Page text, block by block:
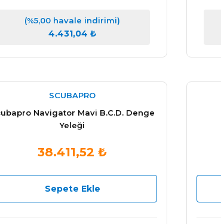
(%5,00 havale indirimi)
4.431,04 ₺
SCUBAPRO
Navigator Mavi B.C.D. Denge
Yeleği
38.411,52 ₺
Sepete Ekle